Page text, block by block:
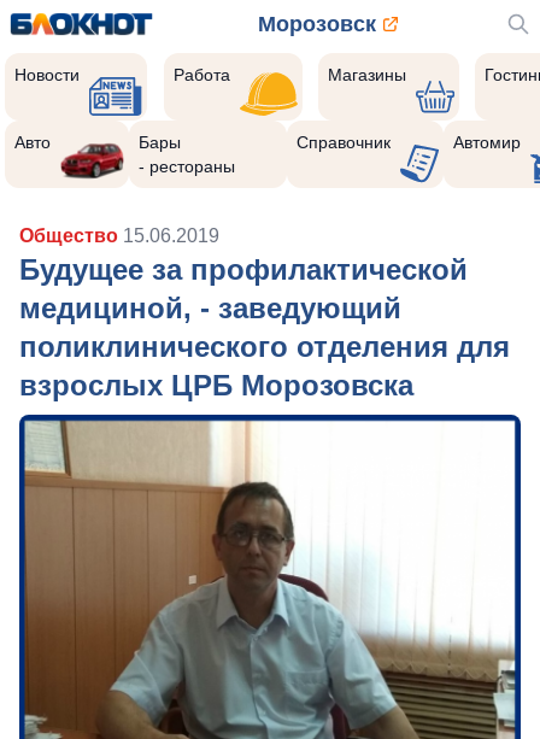
Морозовск
Новости Работа Магазины
Авто
Бары
- рестораны
Справочник Автомир
Общество 15.06.2019
Будущее за профилактической
медициной, - заведующий
поликлинического отделения для
взрослых ЦРБ Морозовска